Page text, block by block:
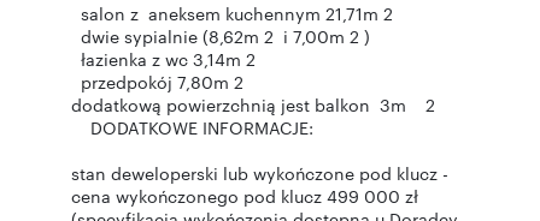
salon z aneksem kuchennym 21,71m 2
dwie sypialnie (8,62m 2 i 7,00m 2 )
łazienka z wc 3,14m 2
przedpokój 7,80m 2
dodatkową powierzchnią jest balkon 3m 2
DODATKOWE INFORMACJE:
stan deweloperski lub wykończone pod klucz -
cena wykończonego pod klucz 499 000 zł